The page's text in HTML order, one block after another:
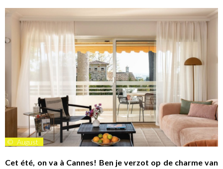
© August
Cet été, on va à Cannes! Ben je verzot op de charme van